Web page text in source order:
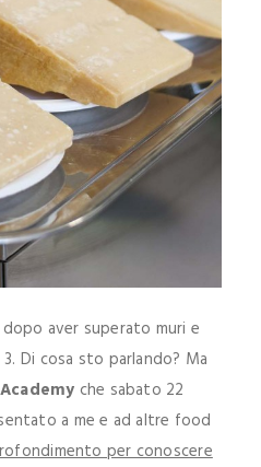
aver superato muri e
Di cosa sto parlando? Ma
che sabato 22
a me e ad altre food
per conoscere